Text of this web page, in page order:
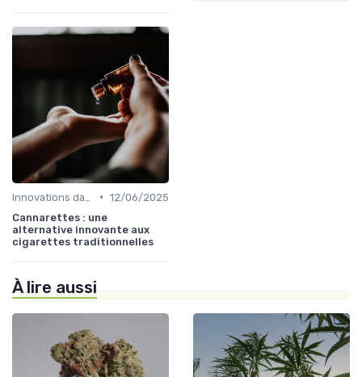
• 12/06/2025
Cannarettes : une
alternative innovante aux
cigarettes traditionnelles
À lire aussi